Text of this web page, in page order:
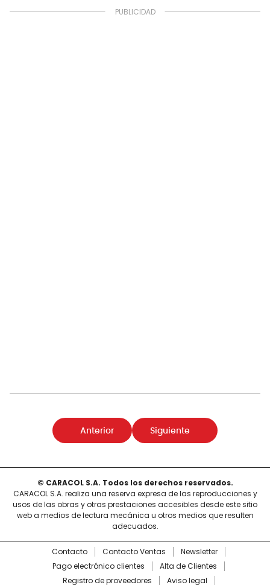
Anterior Siguiente
© CARACOL S.A. Todos los derechos reservados.
CARACOL S.A. realiza una reserva expresa de las reproducciones y
usos de las obras y otras prestaciones accesibles desde este sitio
web a medios de lectura mecánica u otros medios que resulten
adecuados.
Contacto Contacto Ventas
Newsletter
Pago electrónico clientes
Alta de Clientes
Registro de proveedores
Aviso legal